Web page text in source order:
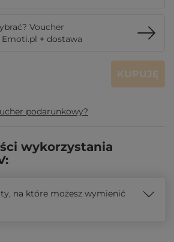
Voucher
+ dostawa
KUPUJĘ
podarunkowy?
wykorzystania
na które możesz wymienić